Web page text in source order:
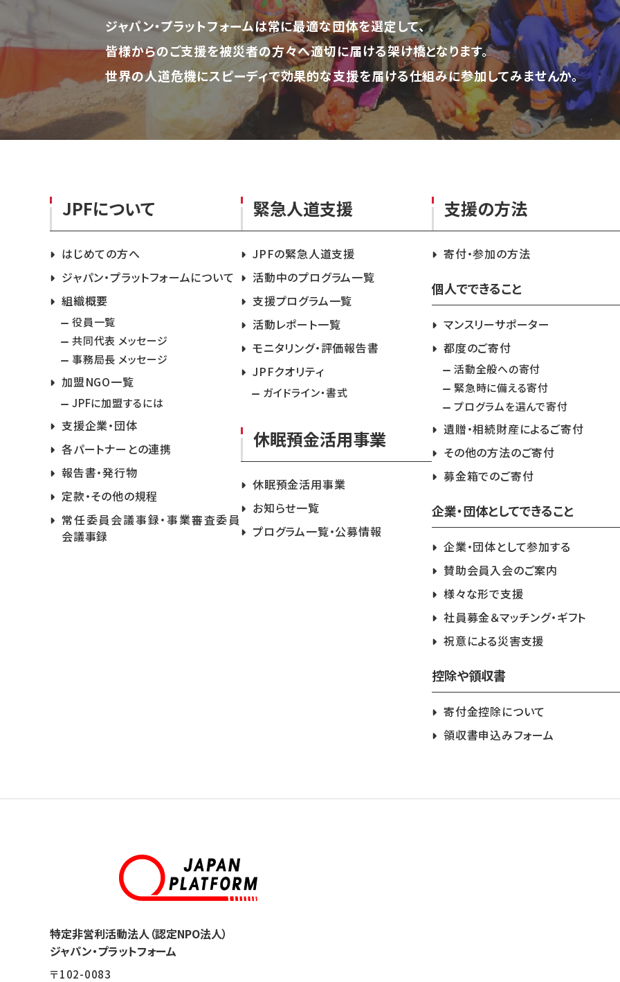
ジャパン・プラットフォームは常に最適な団体を選定して、
皆様からのご支援を被災者の方々へ適切に届ける架け橋となります。
世界の人道危機にスピーディで効果的な支援を届ける仕組みに参加してみませんか。
JPFについて
はじめての方へ
ジャパン・プラットフォームについて
組織概要
役員一覧
共同代表 メッセージ
事務局長 メッセージ
加盟NGO一覧
JPFに加盟するには
支援企業・団体
各パートナーとの連携
報告書・発行物
定款・その他の規程
常任委員会議事録・事業審査委員
会議事録
緊急人道支援
JPFの緊急人道支援
活動中のプログラム一覧
支援プログラム一覧
活動レポート一覧
モニタリング・評価報告書
JPFクオリティ
ガイドライン・書式
休眠預金活用事業
休眠預金活用事業
お知らせ一覧
プログラム一覧・公募情報
支援の方法
寄付・参加の方法
個人でできること
マンスリーサポーター
都度のご寄付
活動全般への寄付
緊急時に備える寄付
プログラムを選んで寄付
遺贈・相続財産によるご寄付
その他の方法のご寄付
募金箱でのご寄付
企業・団体としてできること
企業・団体として参加する
賛助会員入会のご案内
様々な形で支援
社員募金＆マッチング・ギフト
祝意による災害支援
控除や領収書
寄付金控除について
領収書申込みフォーム
特定非営利活動法人（認定NPO法人）
ジャパン・プラットフォーム
〒102-0083